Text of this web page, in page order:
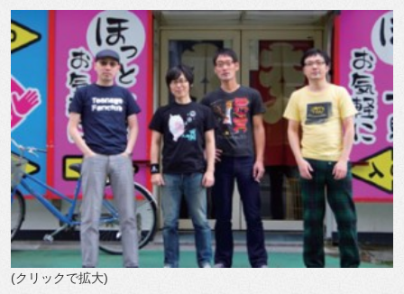
(クリックで拡大)